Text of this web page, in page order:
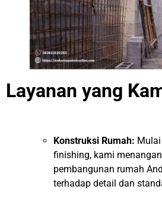
Layanan yang
Konstruksi Rumah:
finishing, kami
pembangunan rumah
terhadap detail dan